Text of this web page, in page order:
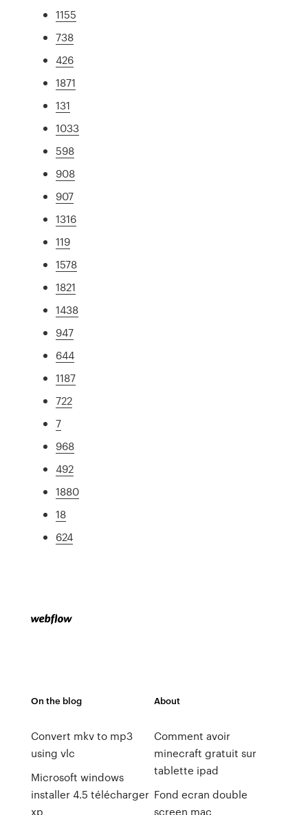
1155
738
426
1871
131
1033
598
908
907
1316
119
1578
1821
1438
947
644
1187
722
7
968
492
1880
18
624
On the blog
Convert mkv to mp3
using vlc
Microsoft windows
installer 4.5 télécharger
xp
About
Comment avoir
minecraft gratuit sur
tablette ipad
Fond ecran double
screen mac